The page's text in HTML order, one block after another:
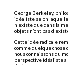
George Berkeley,
idéaliste selon
n’existe que dans la
objets n’ont pas
Cette idée radicale
comme quelque chose
nous connaissons du
perspective idéaliste